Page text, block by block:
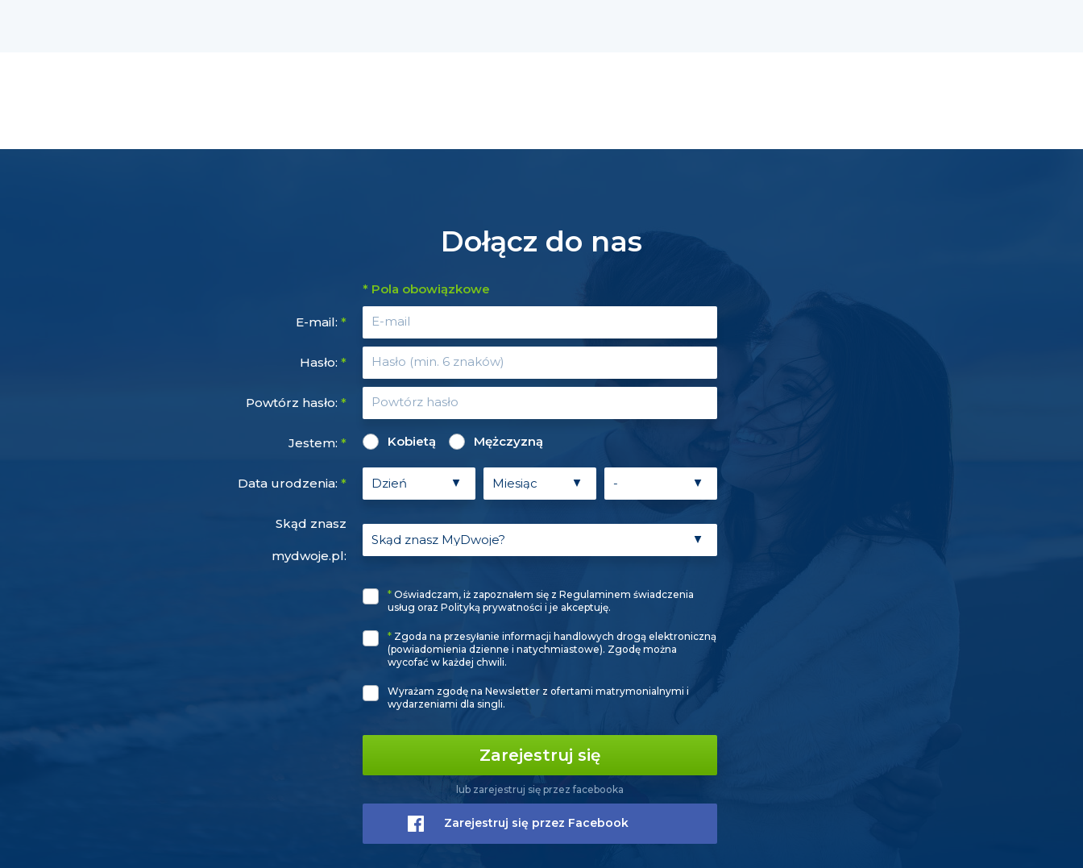
Dołącz do nas
* Pola obowiązkowe
E-mail: *
Hasło: *
Powtórz hasło: *
Jestem: * Kobietą Mężczyzną
Data urodzenia: *
Skąd znasz
mydwoje.pl:
*Oświadczam, iż zapoznałem się z Regulaminem świadczenia
usług oraz Polityką prywatności i je akceptuję.
*Zgoda na przesyłanie informacji handlowych drogą elektroniczną
(powiadomienia dzienne i natychmiastowe). Zgodę można
wycofać w każdej chwili.
Wyrażam zgodę na Newsletter z ofertami matrymonialnymi i
wydarzeniami dla singli.
Zarejestruj się
lub zarejestruj się przez facebooka
Zarejestruj się przez Facebook